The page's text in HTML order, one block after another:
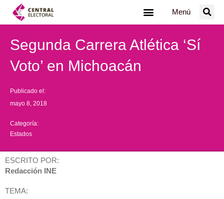
Menú
Segunda Carrera Atlética ‘Sí
Voto’ en Michoacán
Publicado el:
mayo 8, 2018
Categoría:
Estados
ESCRITO POR:
Redacción INE
TEMA: